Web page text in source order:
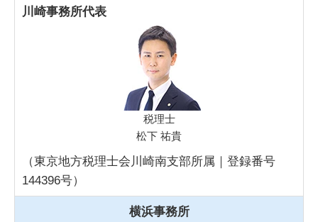
川崎事務所代表
税理士
松下 祐貴
（東京地方税理士会川崎南支部所属｜登録番号
144396号）
横浜事務所